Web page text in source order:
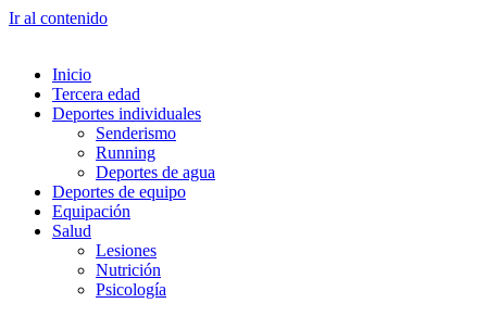
Ir al contenido
Inicio
Tercera edad
Deportes individuales
Senderismo
Running
Deportes de agua
Deportes de equipo
Equipación
Salud
Lesiones
Nutrición
Psicología